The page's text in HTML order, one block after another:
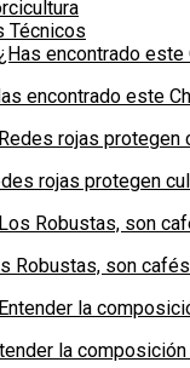
Técnicos
encontrado este
rojas protegen
Robustas, son
la